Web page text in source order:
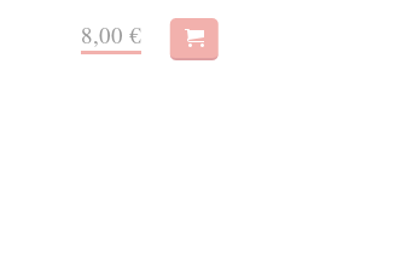
8,00 €